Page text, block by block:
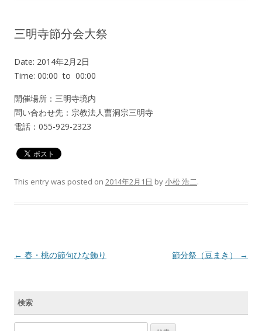
三明寺節分会大祭
Date: 2014年2月2日
Time: 00:00 to 00:00
開催場所：三明寺境内
問い合わせ先：宗教法人曹洞宗三明寺
電話：055-929-2323
This entry was posted on 2014年2月1日 by小松 浩二.
Post navigation
← 春・桃の節句ひな飾り 節分祭（豆まき） →
検索